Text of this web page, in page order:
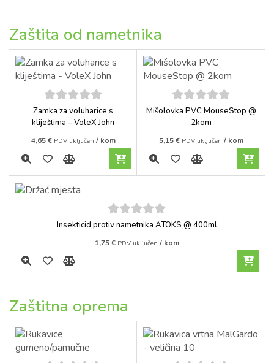
Zaštita od nametnika
5out of
5
Zamka za voluharice s
kliještima – VoleX John
4,65€ PDV uključen / kom
5out of
Mišolovka PVC MouseStop @
2kom
5,15€ PDV uključen / kom
5out of
Insekticid protiv nametnika ATOKS @ 400ml
1,75€ PDV uključen / kom
Zaštitna oprema